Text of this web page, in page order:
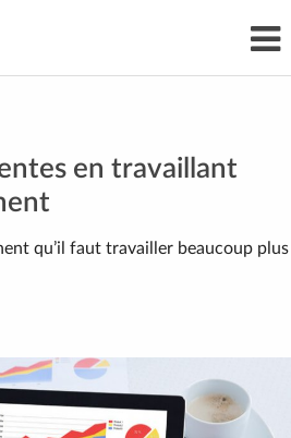
en travaillant
qu’il faut travailler beaucoup plus